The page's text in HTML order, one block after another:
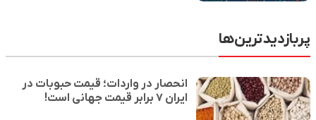
پربازدیدترین‌ها
انحصار در واردات؛ قیمت حبوبات در
ایران ۷ برابر قیمت جهانی است!